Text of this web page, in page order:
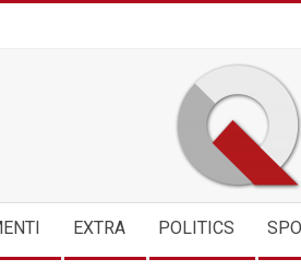
EXTRA POLITICS